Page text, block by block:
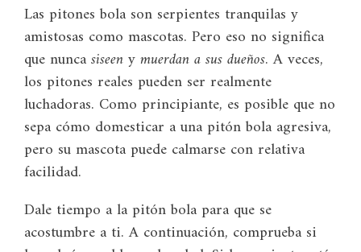
Las pitones bola son serpientes tranquilas y
amistosas como mascotas. Pero eso no significa
que nuncasiseenymuerdan a sus dueños. A veces,
los pitones reales pueden ser realmente
luchadoras. Como principiante, es posible que no
sepa cómo domesticar a una pitón bola agresiva,
pero su mascota puede calmarse con relativa
facilidad.
Dale tiempo a la pitón bola para que se
acostumbre a ti. A continuación, comprueba si